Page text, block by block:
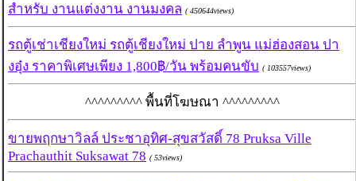
สำหรับ งานแต่งงาน งานมงคล ( 450644views)
รถตู้เช่าเชียงใหม่ รถตู้เชียงใหม่ ปาย ลำพูน แม่ฮ่องสอน ปา
งอุ๋ง ราคาพิเศษเพียง 1,800฿/วัน พร้อมคนขับ ( 103557views)
^^^^^^^^^ พื้นที่โฆษณา ^^^^^^^^^
ขายพฤกษาวิลล์ ประชาอุทิศ-สุขสวัสดิ์ 78 Pruksa Ville
Prachauthit Suksawat 78 ( 53views)